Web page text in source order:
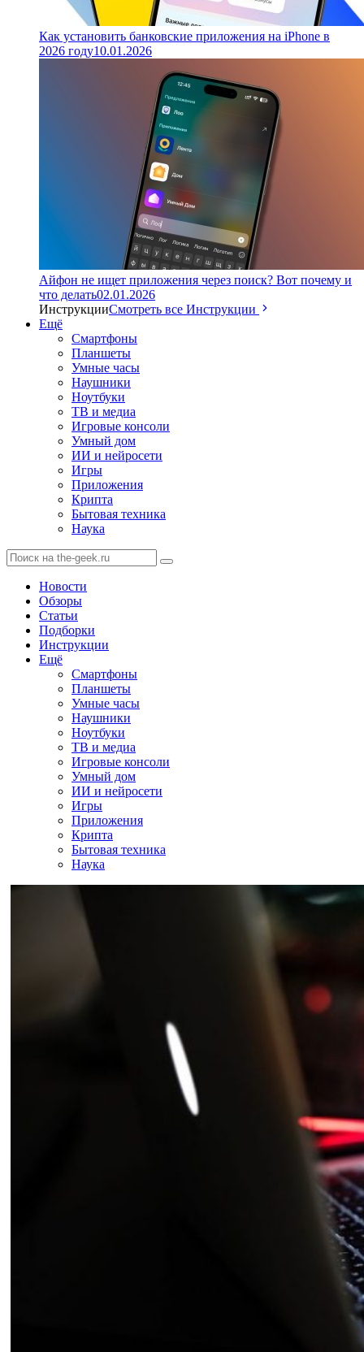
Как установить банковские приложения на iPhone в
2026 году10.01.2026
Айфон не ищет приложения через поиск? Вот почему и
что делать02.01.2026
ИнструкцииСмотреть все Инструкции
Ещё
Смартфоны
Планшеты
Умные часы
Наушники
Ноутбуки
ТВ и медиа
Игровые консоли
Умный дом
ИИ и нейросети
Игры
Приложения
Крипта
Бытовая техника
Наука
Новости
Обзоры
Статьи
Подборки
Инструкции
Ещё
Смартфоны
Планшеты
Умные часы
Наушники
Ноутбуки
ТВ и медиа
Игровые консоли
Умный дом
ИИ и нейросети
Игры
Приложения
Крипта
Бытовая техника
Наука